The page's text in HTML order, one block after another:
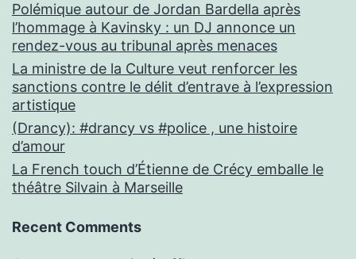
Polémique autour de Jordan Bardella après
l’hommage à Kavinsky : un DJ annonce un
rendez-vous au tribunal après menaces
La ministre de la Culture veut renforcer les
sanctions contre le délit d’entrave à l’expression
artistique
(Drancy): #drancy vs #police , une histoire
d’amour
La French touch d’Étienne de Crécy emballe le
théâtre Silvain à Marseille
Recent Comments